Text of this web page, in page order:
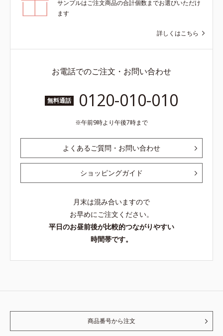
サンプルはご注文商品の合計個数までお選びいただけ
ます
詳しくはこちら
お電話でのご注文・お問い合わせ
無料通話 0120-010-010
午前9時より午後7時まで
よくあるご質問・お問い合わせ
ショッピングガイド
月末は混み合いますので
お早めにご注文ください。
平日のお昼前後が比較的つながりやすい
時間帯です。
商品番号から注文